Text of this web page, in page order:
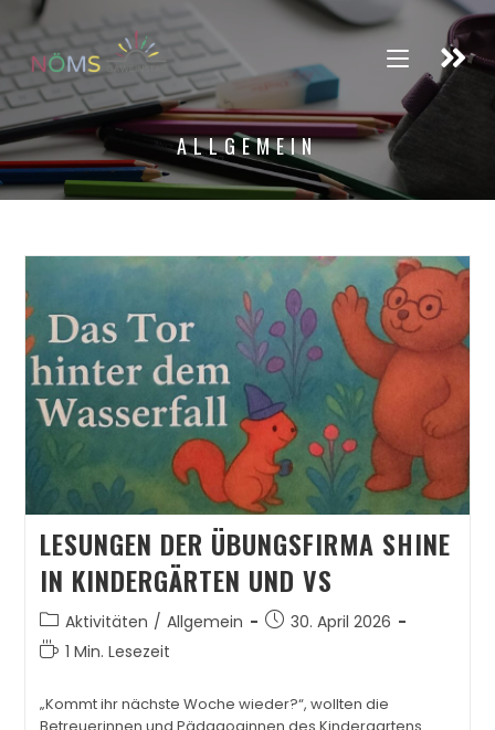
ALLGEMEIN
LESUNGEN DER ÜBUNGSFIRMA SHINE
IN KINDERGÄRTEN UND VS
Aktivitäten / Allgemein
30. April 2026
1 Min. Lesezeit
„Kommt ihr nächste Woche wieder?“, wollten die